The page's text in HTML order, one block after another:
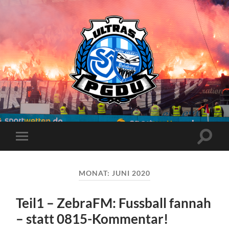
Proud
Generation
Duisburg
Mobile-
Menü
MONAT: JUNI 2020
Teil1 – ZebraFM: Fussball fannah
– statt 0815-Kommentar!